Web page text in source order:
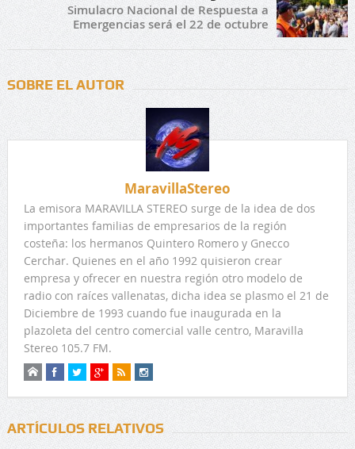
Simulacro Nacional de Respuesta a
Emergencias será el 22 de octubre
SOBRE EL AUTOR
MaravillaStereo
La emisora MARAVILLA STEREO surge de la idea de dos
importantes familias de empresarios de la región
costeña: los hermanos Quintero Romero y Gnecco
Cerchar. Quienes en el año 1992 quisieron crear
empresa y ofrecer en nuestra región otro modelo de
radio con raíces vallenatas, dicha idea se plasmo el 21 de
Diciembre de 1993 cuando fue inaugurada en la
plazoleta del centro comercial valle centro, Maravilla
Stereo 105.7 FM.
ARTÍCULOS RELATIVOS